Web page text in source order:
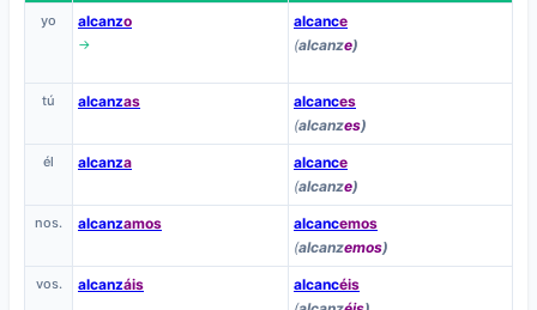
yo alcanzo
→
alcance
(alcanze)
tú alcanzas alcances
(alcanzes)
él alcanza alcance
(alcanze)
nos. alcanzamos alcancemos
(alcanzemos)
vos. alcanzáis alcancéis